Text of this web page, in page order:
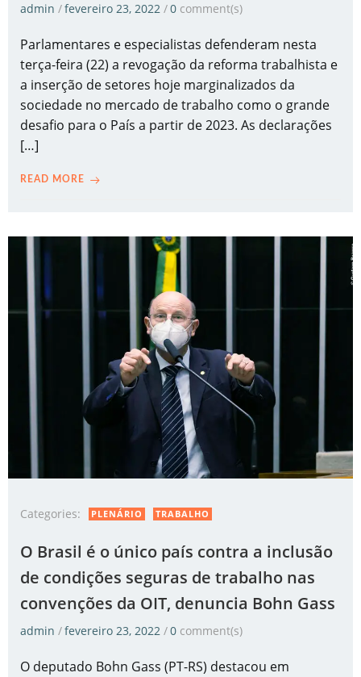
admin /fevereiro 23, 2022 /0 comment(s)
Parlamentares e especialistas defenderam nesta
terça-feira (22) a revogação da reforma trabalhista e
a inserção de setores hoje marginalizados da
sociedade no mercado de trabalho como o grande
desafio para o País a partir de 2023. As declarações
[…]
READ MORE
Categories: PLENÁRIO TRABALHO
O Brasil é o único país contra a inclusão
de condições seguras de trabalho nas
convenções da OIT, denuncia Bohn Gass
admin /fevereiro 23, 2022 /0 comment(s)
O deputado Bohn Gass (PT-RS) destacou em